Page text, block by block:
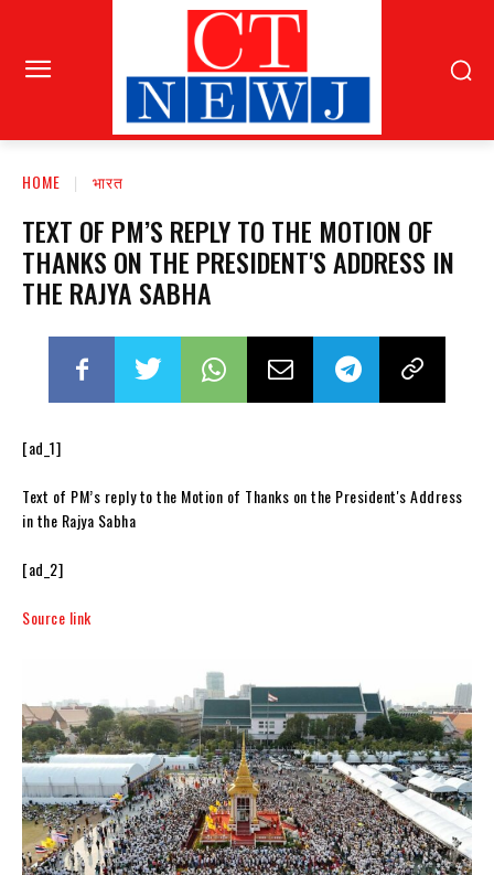
HOME भारत
TEXT OF PM’S REPLY TO THE MOTION OF
THANKS ON THE PRESIDENT'S ADDRESS IN
THE RAJYA SABHA
[ad_1]
Text of PM’s reply to the Motion of Thanks on the President's Address
in the Rajya Sabha
[ad_2]
Source link